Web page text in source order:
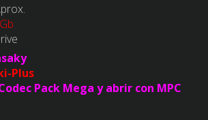
Plus
Pack Mega y abrir con MPC